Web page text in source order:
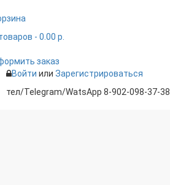
- 0.00 р.
заказ
ВойтиилиЗарегистрироваться
тел/Telegram/WatsApp 8-902-098-37-38